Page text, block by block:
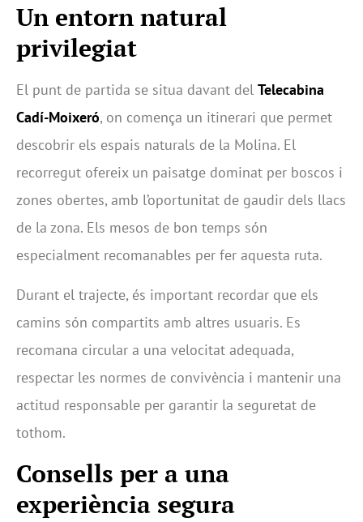
Un entorn natural
privilegiat
El punt de partida se situa davant del Telecabina
Cadí-Moixeró, on comença un itinerari que permet
descobrir els espais naturals de la Molina. El
recorregut ofereix un paisatge dominat per boscos i
zones obertes, amb l’oportunitat de gaudir dels llacs
de la zona. Els mesos de bon temps són
especialment recomanables per fer aquesta ruta.
Durant el trajecte, és important recordar que els
camins són compartits amb altres usuaris. Es
recomana circular a una velocitat adequada,
respectar les normes de convivència i mantenir una
actitud responsable per garantir la seguretat de
tothom.
Consells per a una
experiència segura